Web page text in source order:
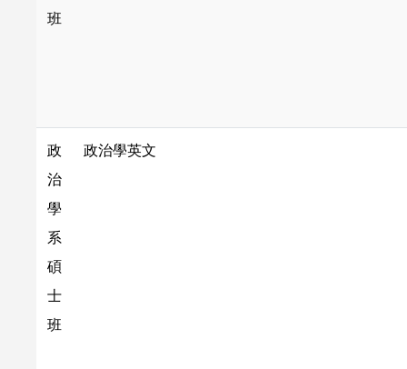
班
政
治
學
系
碩
士
班
政治學英文